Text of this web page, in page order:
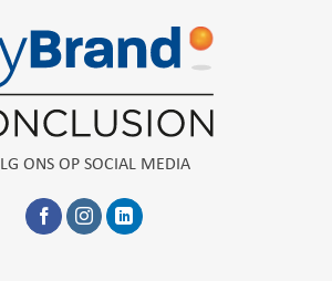
ONS OP SOCIAL MEDIA